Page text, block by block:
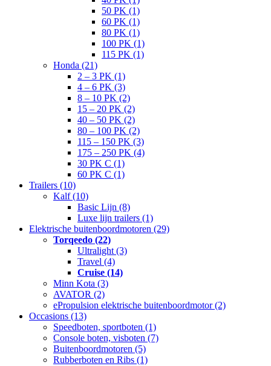
50 PK (1)
60 PK (1)
80 PK (1)
100 PK (1)
115 PK (1)
Honda (21)
2 – 3 PK (1)
4 – 6 PK (3)
8 – 10 PK (2)
15 – 20 PK (2)
40 – 50 PK (2)
80 – 100 PK (2)
115 – 150 PK (3)
175 – 250 PK (4)
30 PK C (1)
60 PK C (1)
Trailers (10)
Kalf (10)
Basic Lijn (8)
Luxe lijn trailers (1)
Elektrische buitenboordmotoren (29)
Torqeedo (22)
Ultralight (3)
Travel (4)
Cruise (14)
Minn Kota (3)
AVATOR (2)
ePropulsion elektrische buitenboordmotor (2)
Occasions (13)
Speedboten, sportboten (1)
Console boten, visboten (7)
Buitenboordmotoren (5)
Rubberboten en Ribs (1)